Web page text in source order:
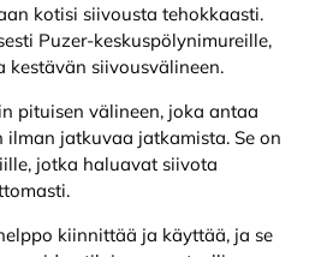
kotisi siivousta tehokkaasti.
Puzer-keskuspölynimureille,
siivousvälineen.
pituisen välineen, joka antaa
jatkuvaa jatkamista. Se on
jotka haluavat siivota
kiinnittää ja käyttää, ja se